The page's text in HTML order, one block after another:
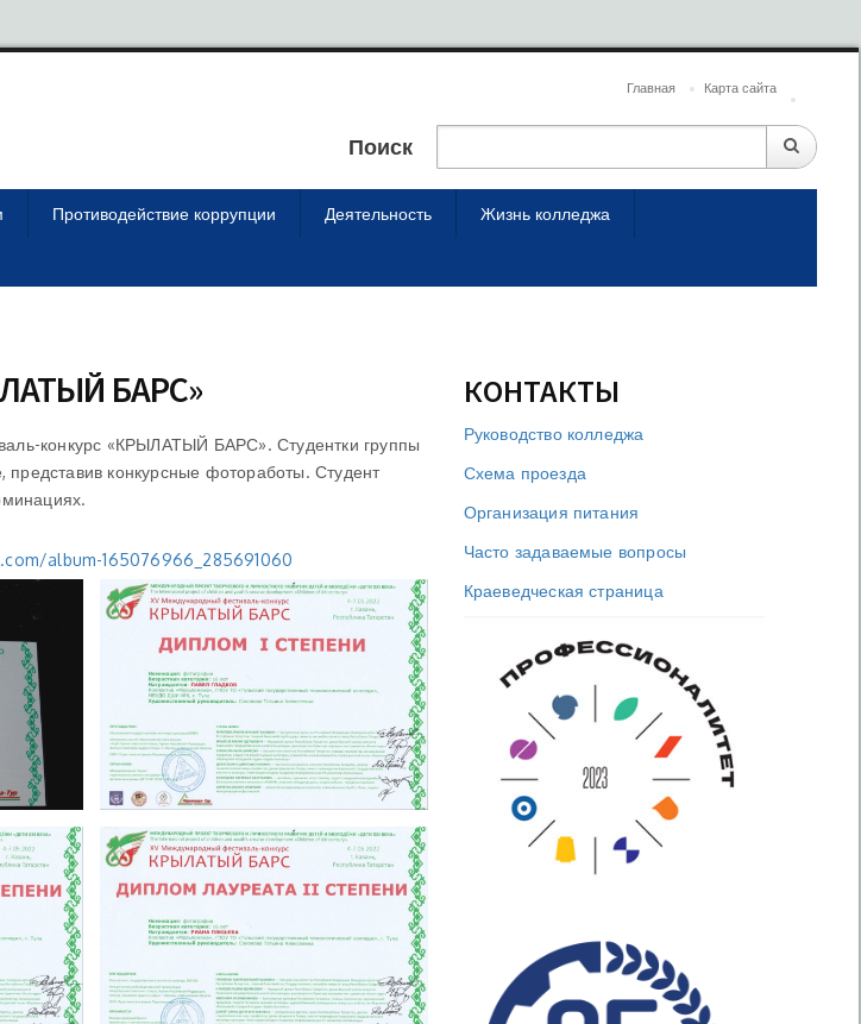
Главная Карта сайта
Поиск
Противодействие коррупции Деятельность Жизнь колледжа
БАРС»
конкурс «КРЫЛАТЫЙ БАРС». Студентки группы
конкурсные фотоработы. Студент
album-165076966_285691060
КОНТАКТЫ
Руководство колледжа
Схема проезда
Организация питания
Часто задаваемые вопросы
Краеведческая страница